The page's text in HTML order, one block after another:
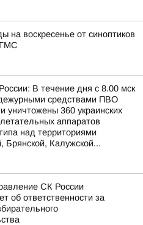
на воскресенье от синоптиков
В течение дня с 8.00 мск
средствами ПВО
уничтожены 360 украинских
аппаратов
над территориями
Брянской, Калужской...
СК России
об ответственности за